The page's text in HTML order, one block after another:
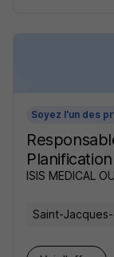
Soyez l'un des
ISIS MEDICAL
Saint-